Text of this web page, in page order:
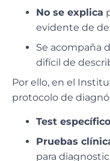
No se explica
evidente de
Se acompaña
difícil de
Por ello, en el
protocolo de
Test
Pruebas
para